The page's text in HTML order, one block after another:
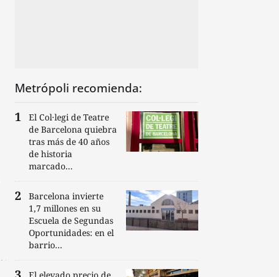
Metrópoli recomienda:
El Col·legi de Teatre
de Barcelona quiebra
tras más de 40 años
de historia
marcado...
Barcelona invierte
1,7 millones en su
Escuela de Segundas
Oportunidades: en el
barrio...